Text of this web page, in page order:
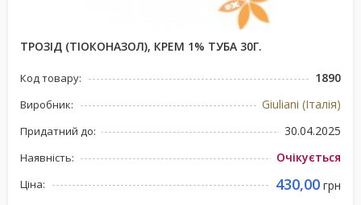
ТРОЗІД (ТІОКОНАЗОЛ), КРЕМ 1% ТУБА 30Г.
Код товару: 1890
Виробник: Giuliani (Італія)
Придатний до: 30.04.2025
Наявність: Очікується
Ціна: 430,00 грн